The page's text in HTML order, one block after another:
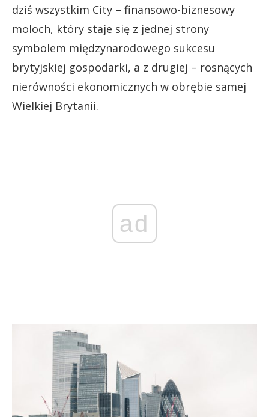
dziś wszystkim City – finansowo-biznesowy
moloch, który staje się z jednej strony
symbolem międzynarodowego sukcesu
brytyjskiej gospodarki, a z drugiej – rosnących
nierówności ekonomicznych w obrębie samej
Wielkiej Brytanii.
ad